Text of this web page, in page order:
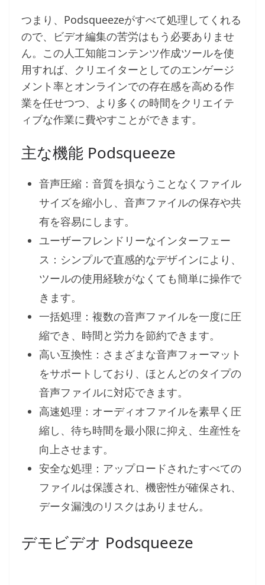
つまり、Podsqueezeがすべて処理してくれる
ので、ビデオ編集の苦労はもう必要ありませ
ん。この人工知能コンテンツ作成ツールを使
用すれば、クリエイターとしてのエンゲージ
メント率とオンラインでの存在感を高める作
業を任せつつ、より多くの時間をクリエイテ
ィブな作業に費やすことができます。
主な機能 Podsqueeze
音声圧縮：音質を損なうことなくファイル
サイズを縮小し、音声ファイルの保存や共
有を容易にします。
ユーザーフレンドリーなインターフェー
ス：シンプルで直感的なデザインにより、
ツールの使用経験がなくても簡単に操作で
きます。
一括処理：複数の音声ファイルを一度に圧
縮でき、時間と労力を節約できます。
高い互換性：さまざまな音声フォーマット
をサポートしており、ほとんどのタイプの
音声ファイルに対応できます。
高速処理：オーディオファイルを素早く圧
縮し、待ち時間を最小限に抑え、生産性を
向上させます。
安全な処理：アップロードされたすべての
ファイルは保護され、機密性が確保され、
データ漏洩のリスクはありません。
デモビデオ Podsqueeze